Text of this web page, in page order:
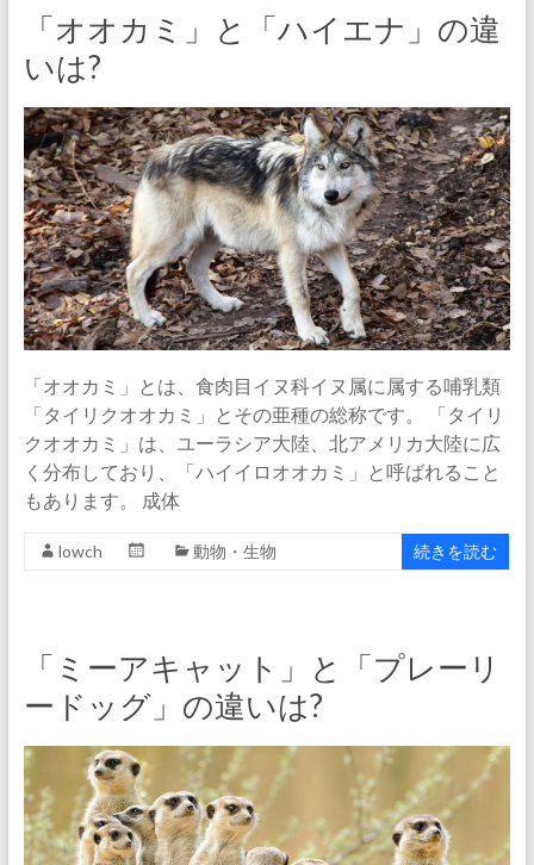
「オオカミ」と「ハイエナ」の違
いは?
「オオカミ」とは、食肉目イヌ科イヌ属に属する哺乳類
「タイリクオオカミ」とその亜種の総称です。 「タイリ
クオオカミ」は、ユーラシア大陸、北アメリカ大陸に広
く分布しており、「ハイイロオオカミ」と呼ばれること
もあります。 成体
lowch 動物・生物 続きを読む
「ミーアキャット」と「プレーリ
ードッグ」の違いは?